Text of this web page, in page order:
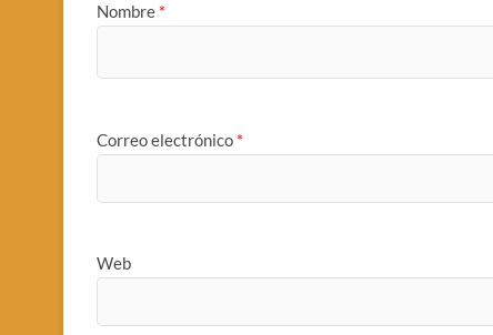
Nombre *
Correo electrónico *
Web